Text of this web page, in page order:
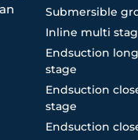
Submersible
Inline multi
Endsuction
stage
Endsuction
stage
Endsuction